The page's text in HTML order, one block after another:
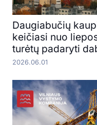
Daugiabučių
keičiasi nuo
turėtų padaryti
2026.06.01